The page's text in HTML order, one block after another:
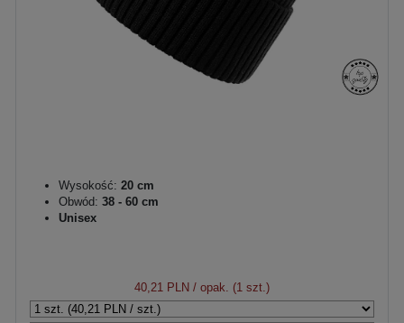
Wysokość: 20 cm
Obwód: 38 - 60 cm
Unisex
40,21 PLN / opak. (1 szt.)